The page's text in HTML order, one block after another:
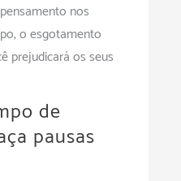
nos
o esgotamento
prejudicará os seus
de
pausas